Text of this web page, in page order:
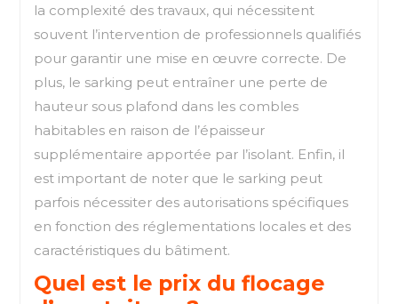
la complexité des travaux, qui nécessitent
souvent l’intervention de professionnels qualifiés
pour garantir une mise en œuvre correcte. De
plus, le sarking peut entraîner une perte de
hauteur sous plafond dans les combles
habitables en raison de l’épaisseur
supplémentaire apportée par l’isolant. Enfin, il
est important de noter que le sarking peut
parfois nécessiter des autorisations spécifiques
en fonction des réglementations locales et des
caractéristiques du bâtiment.
Quel est le prix du flocage